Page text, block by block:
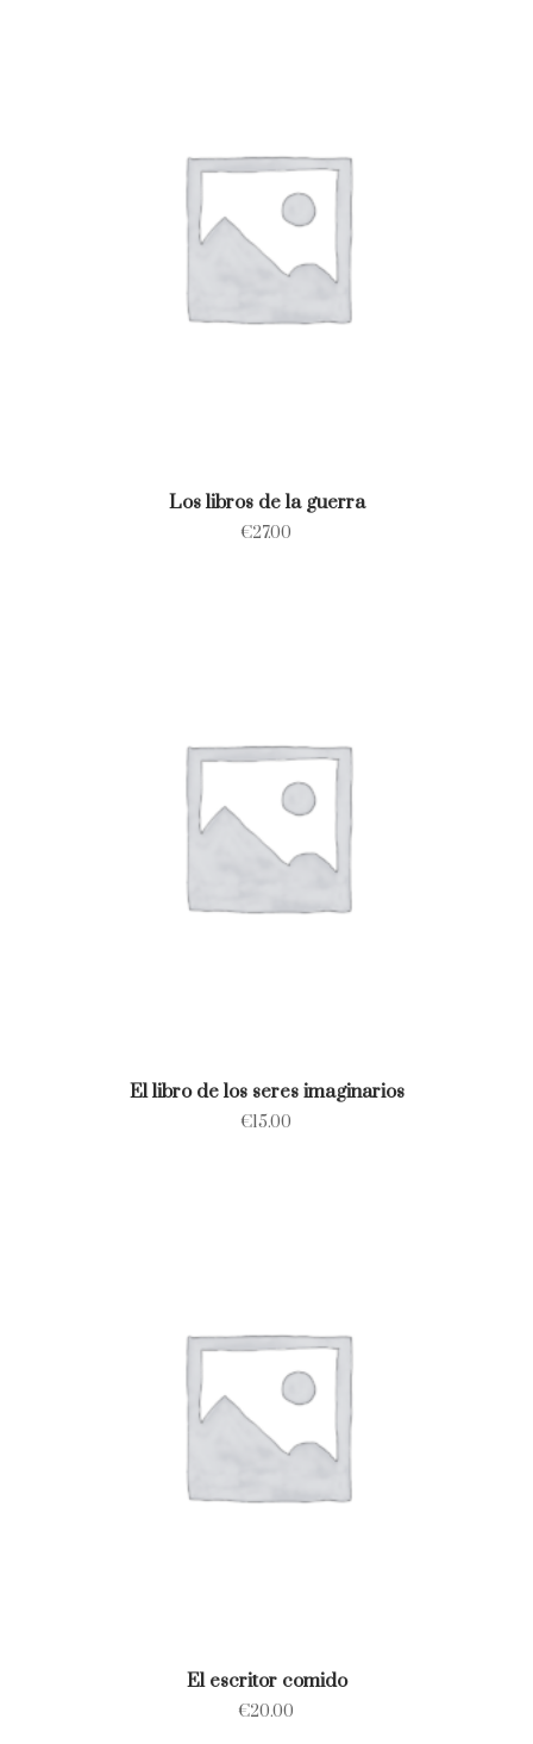
Los libros de la guerra
€27.00
El libro de los seres imaginarios
€15.00
El escritor comido
€20.00